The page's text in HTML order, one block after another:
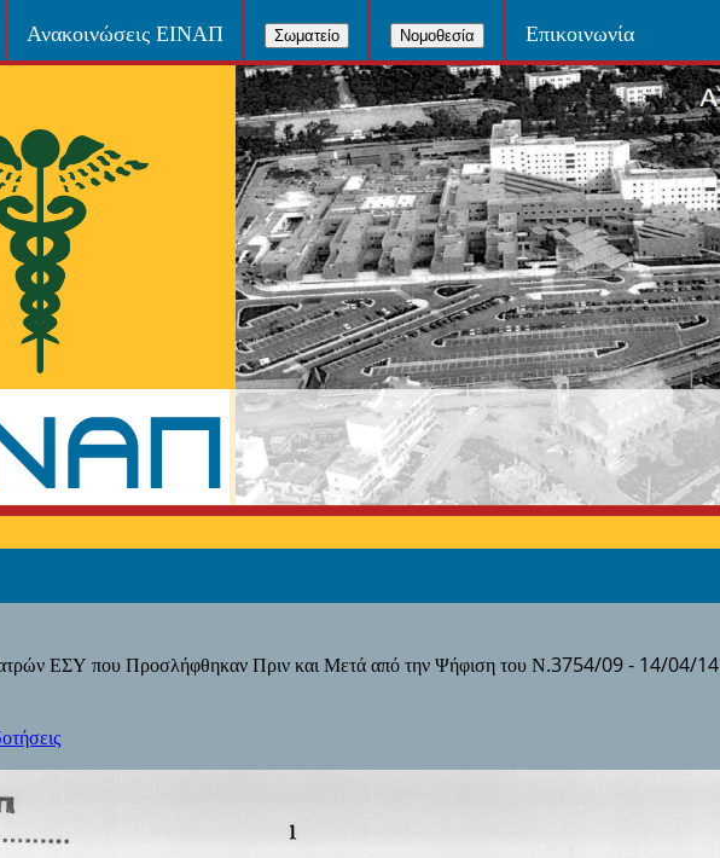
Ανακοινώσεις ΕΙΝΑΠ Σωματείο Νομοθεσία Επικοινωνία
ΕΣΥ που Προσλήφθηκαν Πριν και Μετά από την Ψήφιση του Ν.3754/09 - 14/04/14